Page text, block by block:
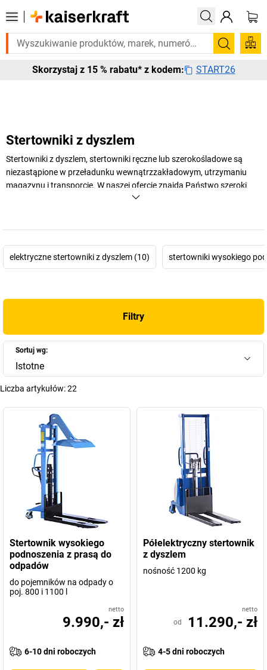
pilnie? Wybrane bestsellery dostarczamy w ciągu 2-3 dni
Szukaj
Skorzystaj z 15 % rabatu* z kodem: START26
Stertowniki z dyszlem
Stertowniki z dyszlem, stertowniki ręczne lub szerokośladowe są
niezastąpione w przeładunku wewnątrzzakładowym, utrzymaniu
magazynu i transporcie. W naszej ofercie znajdą Państwo szeroki
wybór stertowników w różnych wersjach, wszystkie w wysokiej
elektryczne stertowniki z dyszlem (10) stertowniki wysokiego
Filtry
Sortuj wg:
Istotne
Liczba artykułów:22
Stertownik wysokiego
podnoszenia z prasą do
odpadów
do pojemników na odpady o
poj. 800 i 1100 l
netto
9.990,- zł
6-10 dni roboczych
Półelektryczny stertownik
z dyszlem
nośność 1200 kg
netto
od 11.290,- zł
4-5 dni roboczych